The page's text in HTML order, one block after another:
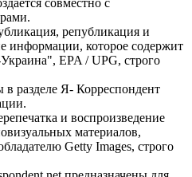
републикация и
информации, которое содержит
EPA / UPG, строго
в разделе Я- Корреспондент
и воспроизведение
материалов,
Getty Images, строго